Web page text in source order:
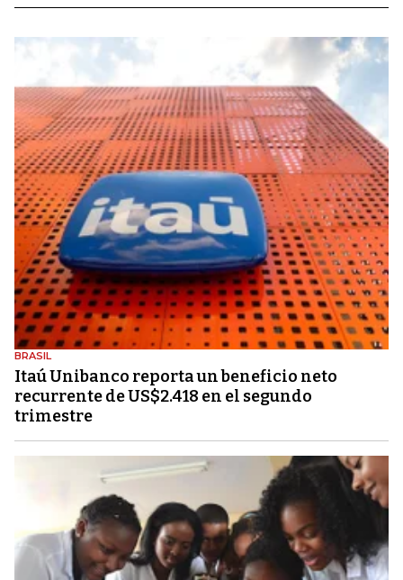
BRASIL
Itaú Unibanco reporta un beneficio neto
recurrente de US$2.418 en el segundo
trimestre